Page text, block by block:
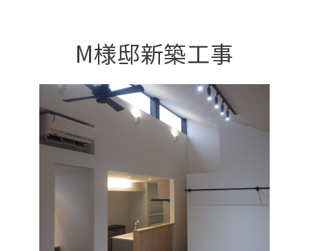
M様邸新築工事